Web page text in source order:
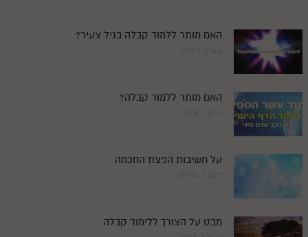
חלק יד
חלק טו
בית שער הכוונות
שידור חי
ספרים להורדה
האם מותר ללמוד קבלה בגיל צעיר?
האם מותר ללמוד קבלה?
על חשיבות הפצת החכמה
מבט על הצורך ללימוד קבלה